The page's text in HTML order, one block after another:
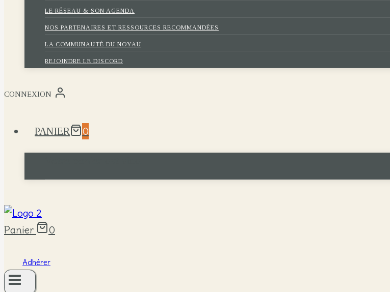
LE RÉSEAU & SON AGENDA
NOS PARTENAIRES ET RESSOURCES RECOMMANDÉES
LA COMMUNAUTÉ DU NOYAU
REJOINDRE LE DISCORD
CONNEXION
PANIER 0
Panier 0
Adhérer